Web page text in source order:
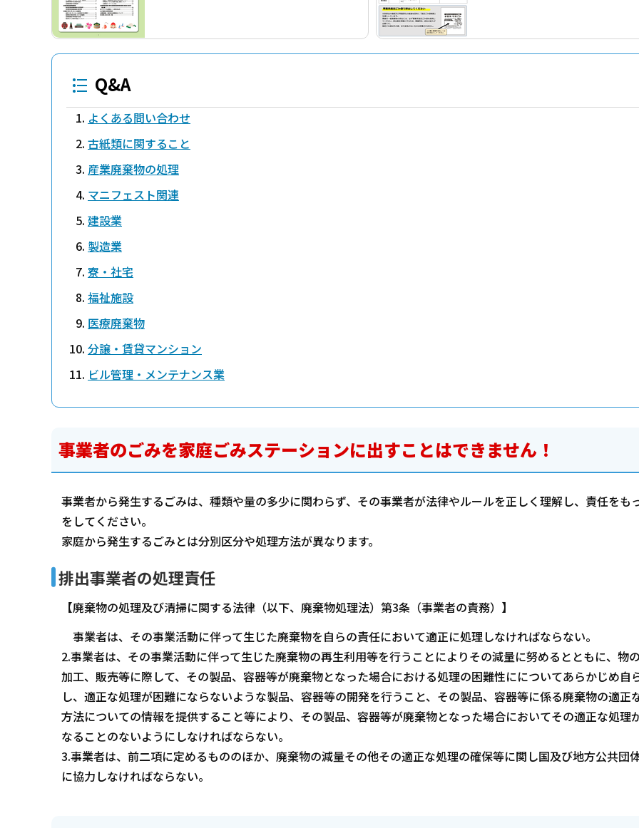
Q&A
よくある問い合わせ
古紙類に関すること
産業廃棄物の処理
マニフェスト関連
建設業
製造業
寮・社宅
福祉施設
医療廃棄物
分譲・賃貸マンション
ビル管理・メンテナンス業
事業者のごみを家庭ごみステーションに出すことはできません！
事業者から発生するごみは、種類や量の多少に関わらず、その事業者が法律やルールを正しく理解し、責任をも
をしてください。
家庭から発生するごみとは分別区分や処理方法が異なります。
排出事業者の処理責任
【廃棄物の処理及び清掃に関する法律（以下、廃棄物処理法）第3条（事業者の責務）】
事業者は、その事業活動に伴って生じた廃棄物を自らの責任において適正に処理しなければならない。
2.事業者は、その事業活動に伴って生じた廃棄物の再生利用等を行うことによりその減量に努めるとともに、物
加工、販売等に際して、その製品、容器等が廃棄物となった場合における処理の困難性にについてあらかじめ自
し、適正な処理が困難にならないような製品、容器等の開発を行うこと、その製品、容器等に係る廃棄物の適正
方法についての情報を提供すること等により、その製品、容器等が廃棄物となった場合においてその適正な処理
なることのないようにしなければならない。
3.事業者は、前二項に定めるもののほか、廃棄物の減量その他その適正な処理の確保等に関し国及び地方公共団
に協力しなければならない。